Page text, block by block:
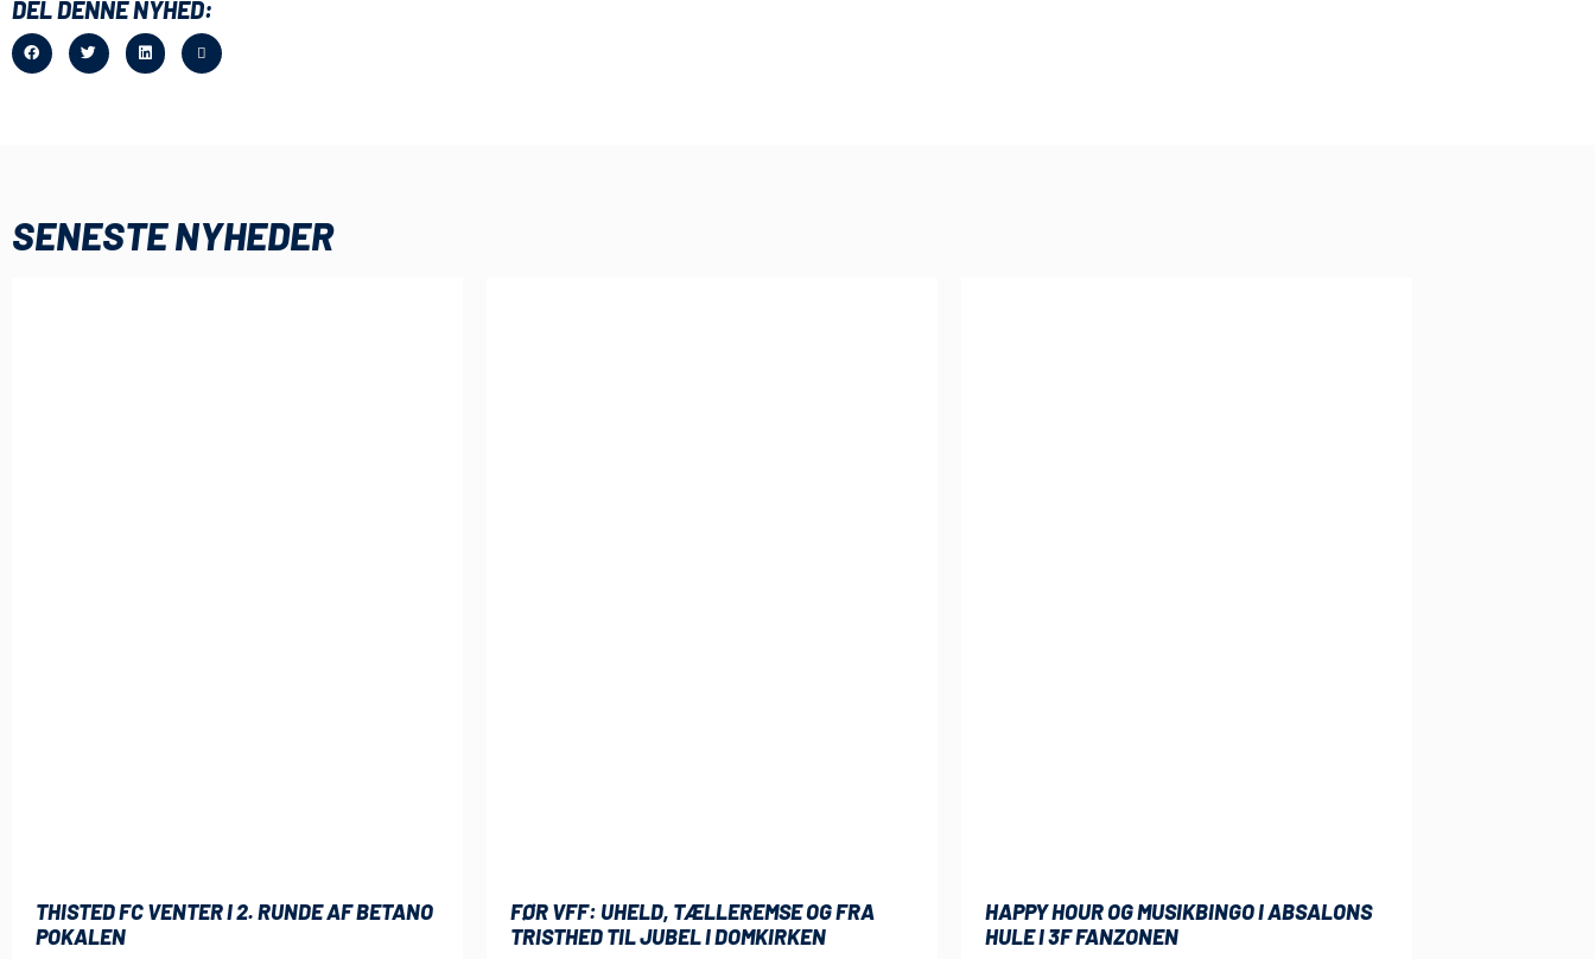
DEL DENNE NYHED:
SENESTE NYHEDER
THISTED FC VENTER I 2. RUNDE AF BETANO
POKALEN
FØR VFF: UHELD, TÆLLEREMSE OG FRA
TRISTHED TIL JUBEL I DOMKIRKEN
HAPPY HOUR OG MUSIKBINGO I ABSALONS
HULE I 3F FANZONEN